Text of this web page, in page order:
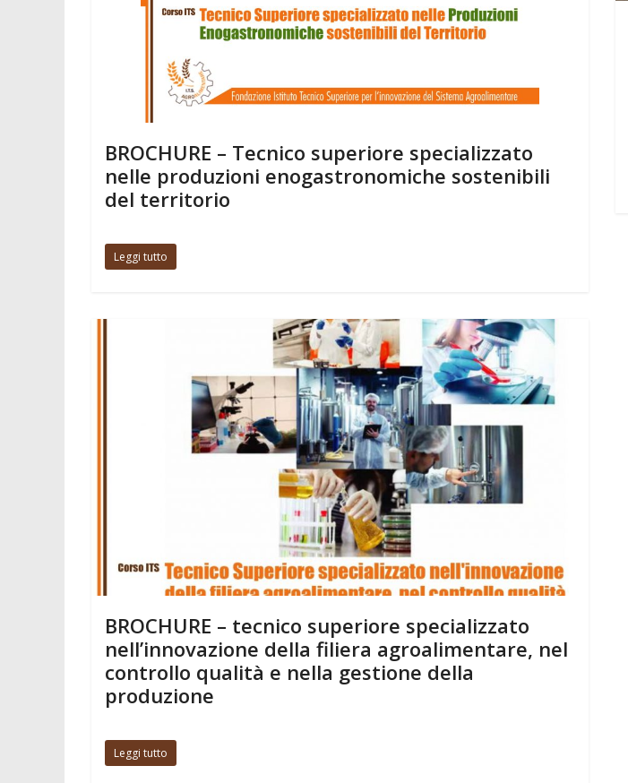
BROCHURE – Tecnico superiore specializzato
nelle produzioni enogastronomiche sostenibili
del territorio
Leggi tutto
BROCHURE – tecnico superiore specializzato
nell’innovazione della filiera agroalimentare, nel
controllo qualità e nella gestione della
produzione
Leggi tutto